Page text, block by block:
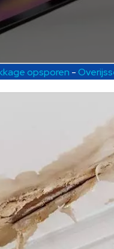
opsporen -